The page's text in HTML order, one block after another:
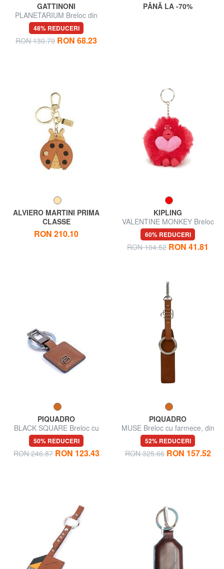
GATTINONI
PLANETARIUM Breloc din
piele
48% REDUCERI
RON 130.79 RON 68.23
PÂNĂ LA -70%
ALVIERO MARTINI PRIMA
CLASSE
GEO CLASSIC Breloc cu
farmec gărgăriță
RON 210.10
KIPLING
VALENTINE MONKEY Breloc
60% REDUCERI
RON 104.52 RON 41.81
PIQUADRO
BLACK SQUARE Breloc cu
breloc din piele
50% REDUCERI
RON 246.87 RON 123.43
PIQUADRO
MUSE Breloc cu farmece, din
piele
52% REDUCERI
RON 325.66 RON 157.52